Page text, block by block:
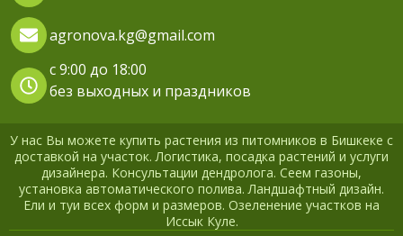
agronova.kg@gmail.com
с 9:00 до 18:00
без выходных и праздников
У нас Вы можете купить растения из питомников в Бишкеке с
доставкой на участок. Логистика, посадка растений и услуги
дизайнера. Консультации дендролога. Сеем газоны,
установка автоматического полива. Ландшафтный дизайн.
Ели и туи всех форм и размеров. Озеленение участков на
Иссык Куле.